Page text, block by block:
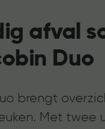
afval
Duo
brengt
Met twee